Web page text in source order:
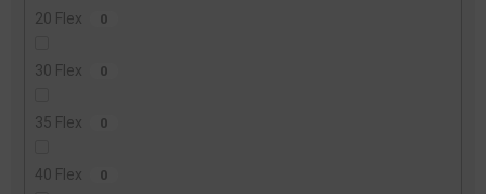
20 Flex 0
30 Flex 0
35 Flex 0
40 Flex 0